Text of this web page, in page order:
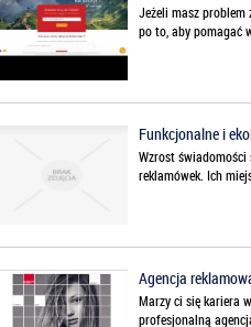
Jeżeli masz
po to, aby pomagać
Funkcjonalne i
Wzrost świadomości
reklamówek. Ich
Agencja
Marzy ci się kariera
profesjonalną